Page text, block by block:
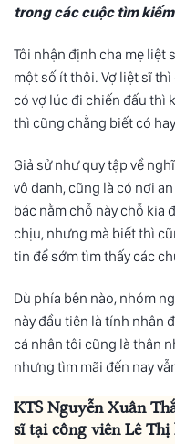
trong các cuộc tìm
Tôi nhận định cha mẹ liệt
một số ít thôi. Vợ liệt sĩ
có vợ lúc đi chiến đấu thì
thì cũng chẳng biết có
Giả sử như quy tập về
vô danh, cũng là có nơi
bác nằm chỗ này chỗ kia
chịu, nhưng mà biết thì
tin để sớm tìm thấy các
Dù phía bên nào, nhóm
này đầu tiên là tính nhân
cá nhân tôi cũng là thân
nhưng tìm mãi đến nay
KTS Nguyễn Xuân
sĩ tại công viên Lê Thị